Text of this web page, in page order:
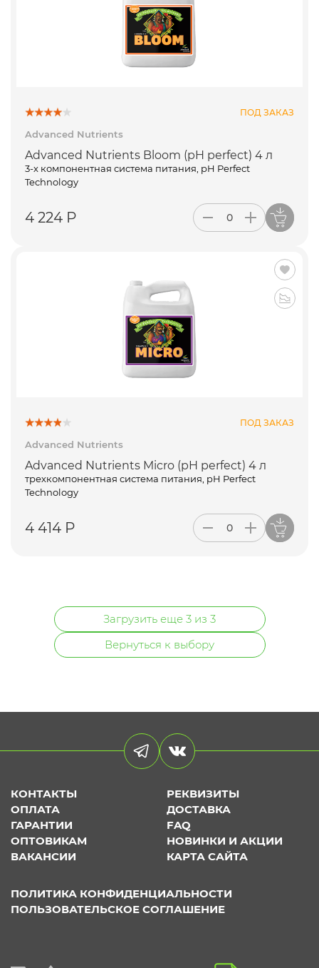
ПОД ЗАКАЗ
Advanced Nutrients
Advanced Nutrients Bloom (pH perfect) 4 л
3-х компонентная система питания, pH Perfect
Technology
4 224 Р
ПОД ЗАКАЗ
Advanced Nutrients
Advanced Nutrients Micro (pH perfect) 4 л
трехкомпонентная система питания, pH Perfect
Technology
4 414 Р
Загрузить еще 3 из 3
Вернуться к выбору
КОНТАКТЫ
РЕКВИЗИТЫ
ОПЛАТА
ДОСТАВКА
ГАРАНТИИ
FAQ
ОПТОВИКАМ
НОВИНКИ И АКЦИИ
ВАКАНСИИ
КАРТА САЙТА
ПОЛИТИКА КОНФИДЕНЦИАЛЬНОСТИ
ПОЛЬЗОВАТЕЛЬСКОЕ СОГЛАШЕНИЕ